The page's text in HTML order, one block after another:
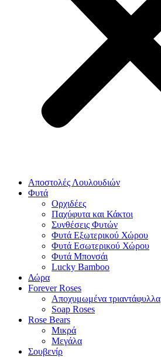
Αποστολές Λουλουδιών
Φυτά
Ορχιδέες
Παχύφυτα και Κάκτοι
Συνθέσεις Φυτών
Φυτά Εξωτερικού Χώρου
Φυτά Εσωτερικού Χώρου
Φυτά Μπονσάι
Lucky Bamboo
Δώρα
Forever Roses
Αποχυμωμένα τριαντάφυλλα
Soap Roses
Rose Βears
Μικρά
Μεγάλα
Σουβενίρ